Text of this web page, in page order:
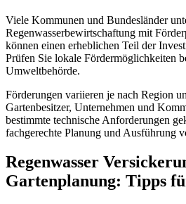
Viele Kommunen und Bundesländer
Regenwasserbewirtschaftung mit
können einen erheblichen Teil der
Prüfen Sie lokale Fördermöglichkeiten
Umweltbehörde.
Förderungen variieren je nach Region
Gartenbesitzer, Unternehmen und
bestimmte technische Anforderungen
fachgerechte Planung und Ausführung
Regenwasser
Gartenplanung: Tipps